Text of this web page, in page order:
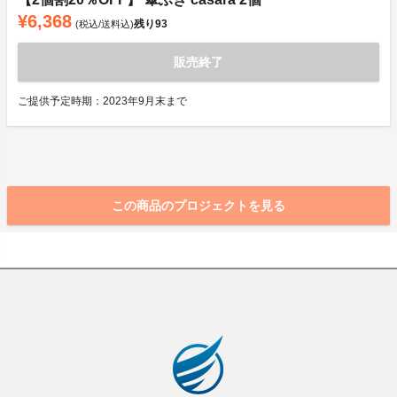
¥6,368 (税込/送料込)残り93
販売終了
ご提供予定時期：2023年9月末まで
この商品のプロジェクトを見る